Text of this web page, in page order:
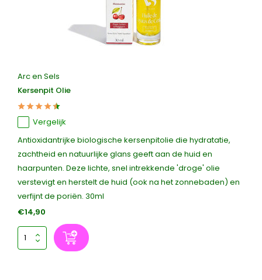
Arc en Sels
Kersenpit Olie
Vergelijk
Antioxidantrijke biologische kersenpitolie die hydratatie,
zachtheid en natuurlijke glans geeft aan de huid en
haarpunten. Deze lichte, snel intrekkende 'droge' olie
verstevigt en herstelt de huid (ook na het zonnebaden) en
verfijnt de poriën. 30ml
€14,90